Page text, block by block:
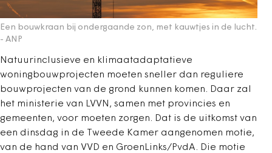
Een bouwkraan bij ondergaande zon, met kauwtjes in de lucht.
- ANP
Natuurinclusieve en klimaatadaptatieve
woningbouwprojecten moeten sneller dan reguliere
bouwprojecten van de grond kunnen komen. Daar zal
het ministerie van LVVN, samen met provincies en
gemeenten, voor moeten zorgen. Dat is de uitkomst van
een dinsdag in de Tweede Kamer aangenomen motie,
van de hand van VVD en GroenLinks/PvdA. Die motie